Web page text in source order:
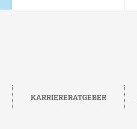
KARRIERERATGEBER